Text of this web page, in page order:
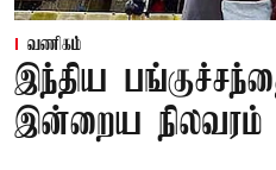
வணிகம்
இந்திய
இன்றைய நிலவரம்